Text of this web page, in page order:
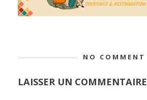
NO COMMENT
LAISSER UN COMMENTAIRE